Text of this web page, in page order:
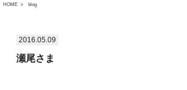
HOME blog
2016.05.09
瀬尾さま